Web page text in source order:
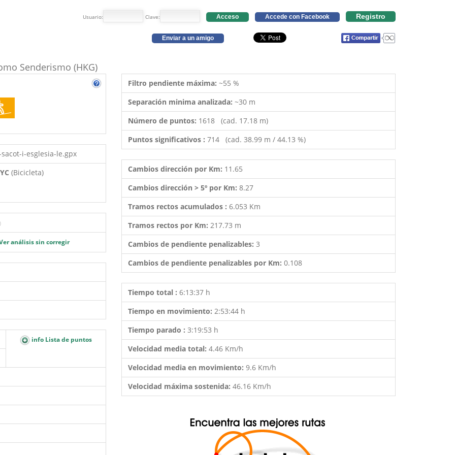
Usuario: Clave: Acceso Accede con Facebook Registro
Enviar a un amigo
Senderismo (HKG)
i-esglesia-le.gpx
(Bicicleta)
análisis sin corregir
info Lista de puntos
Filtro pendiente máxima: ~55 %
Separación minima analizada: ~30 m
Número de puntos: 1618 (cad. 17.18 m)
Puntos significativos : 714 (cad. 38.99 m / 44.13 %)
Cambios dirección por Km: 11.65
Cambios dirección > 5º por Km: 8.27
Tramos rectos acumulados : 6.053 Km
Tramos rectos por Km: 217.73 m
Cambios de pendiente penalizables: 3
Cambios de pendiente penalizables por Km: 0.108
Tiempo total : 6:13:37 h
Tiempo en movimiento: 2:53:44 h
Tiempo parado : 3:19:53 h
Velocidad media total: 4.46 Km/h
Velocidad media en movimiento: 9.6 Km/h
Velocidad máxima sostenida: 46.16 Km/h